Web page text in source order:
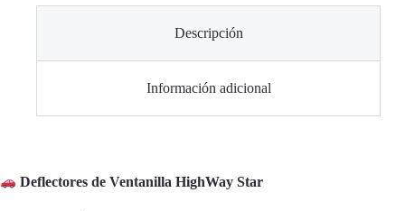
Descripción
Información adicional
Deflectores de Ventanilla HighWay Star